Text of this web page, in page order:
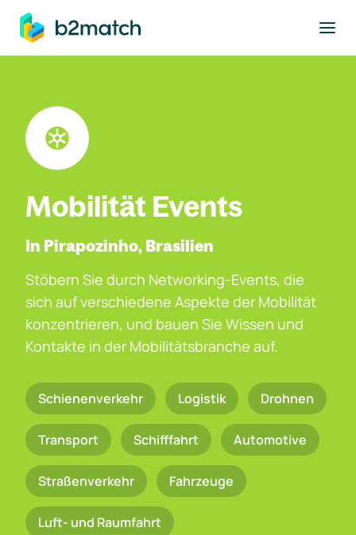
springen
Mobilität Events
In Pirapozinho, Brasilien
Stöbern Sie durch Networking-Events, die
sich auf verschiedene Aspekte der Mobilität
konzentrieren, und bauen Sie Wissen und
Kontakte in der Mobilitätsbranche auf.
Schienenverkehr Logistik Drohnen
Transport Schifffahrt Automotive
Straßenverkehr Fahrzeuge
Luft- und Raumfahrt